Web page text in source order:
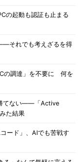
の起動も認証も止まる
それでも考えざるを得
の調達」を不要に 何を
てない――「Active
た結果
ード」、AIでも苦戦す